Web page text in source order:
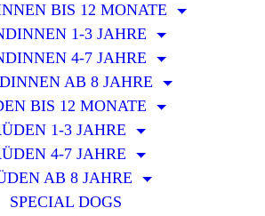
BIS 12 MONATE
1-3 JAHRE
4-7 JAHRE
AB 8 JAHRE
BIS 12 MONATE
1-3 JAHRE
4-7 JAHRE
AB 8 JAHRE
SPECIAL DOGS